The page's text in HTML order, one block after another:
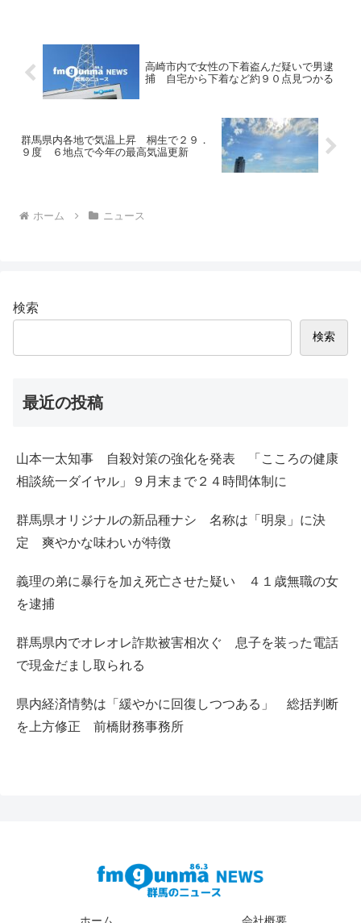
高崎市内で女性の下着盗んだ疑いで男逮
捕 自宅から下着など約９０点見つかる
群馬県内各地で気温上昇 桐生で２９．
９度 ６地点で今年の最高気温更新
ホーム ニュース
検索
検索
最近の投稿
山本一太知事 自殺対策の強化を発表 「こころの健康
相談統一ダイヤル」９月末まで２４時間体制に
群馬県オリジナルの新品種ナシ 名称は「明泉」に決
定 爽やかな味わいが特徴
義理の弟に暴行を加え死亡させた疑い ４１歳無職の女
を逮捕
群馬県内でオレオレ詐欺被害相次ぐ 息子を装った電話
で現金だまし取られる
県内経済情勢は「緩やかに回復しつつある」 総括判断
を上方修正 前橋財務事務所